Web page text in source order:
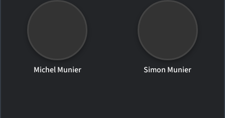
Michel Munier Simon Munier